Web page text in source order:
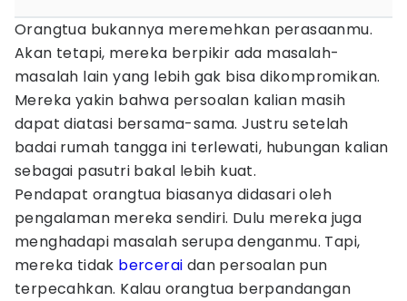
Orangtua bukannya meremehkan perasaanmu.
Akan tetapi, mereka berpikir ada masalah-
masalah lain yang lebih gak bisa dikompromikan.
Mereka yakin bahwa persoalan kalian masih
dapat diatasi bersama-sama. Justru setelah
badai rumah tangga ini terlewati, hubungan kalian
sebagai pasutri bakal lebih kuat.
Pendapat orangtua biasanya didasari oleh
pengalaman mereka sendiri. Dulu mereka juga
menghadapi masalah serupa denganmu. Tapi,
mereka tidak bercerai dan persoalan pun
terpecahkan. Kalau orangtua berpandangan